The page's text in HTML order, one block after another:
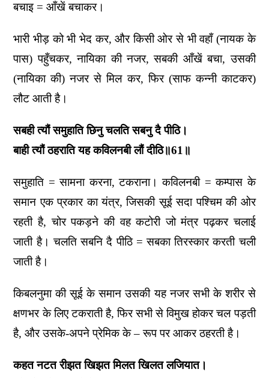
बचाइ = आँखें बचाकर।
भारी भीड़ को भी भेद कर, और किसी ओर से भी वहाँ (नायक के
पास) पहुँचकर, नायिका की नजर, सबकी आँखें बचा, उसकी
(नायिका की) नजर से मिल कर, फिर (साफ कन्नी काटकर)
लौट आती है।
सबही त्यौं समुहाति छिनु चलति सबनु दै पीठि।
बाही त्यौं ठहराति यह कविलनबी लौं दीठि॥61॥
समुहाति = सामना करना, टकराना। कविलनबी = कम्पास के
समान एक प्रकार का यंत्र, जिसकी सूई सदा पश्चिम की ओर
रहती है, चोर पकड़ने की वह कटोरी जो मंत्र पढ़कर चलाई
जाती है। चलति सबनि दै पीठि = सबका तिरस्कार करती चली
जाती है।
किबलनुमा की सूई के समान उसकी यह नजर सभी के शरीर से
क्षणभर के लिए टकराती है, फिर सभी से विमुख होकर चल पड़ती
है, और उसके-अपने प्रेमिक के – रूप पर आकर ठहरती है।
कहत नटत रीझत खिझत मिलत खिलत लजियात।